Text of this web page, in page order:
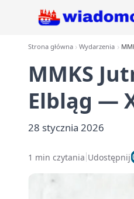
Strona główna Wydarzenia
MMKS
Elbląg —
28 stycznia 2026
1 min czytania Udostępnij